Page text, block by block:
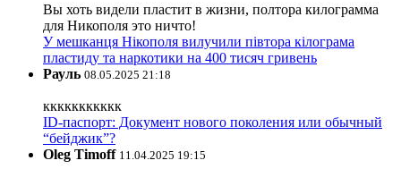
Вы хоть видели пластит в жизни, полтора килограмма
для Никополя это ничто!
У мешканця Нікополя вилучили півтора кілограма
пластиду та наркотики на 400 тисяч гривень
Рауль 08.05.2025 21:18
ккккккккккк
ID-паспорт: Документ нового поколения или обычный
“бейджик”?
Oleg Timoff 11.04.2025 19:15